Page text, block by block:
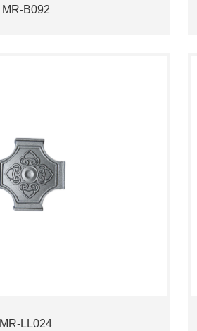
MR-B092
MR-LL024